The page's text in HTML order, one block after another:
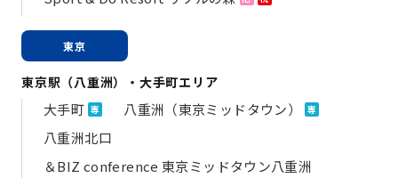
東京
東京駅（八重洲）・大手町エリア
大手町 専 八重洲（東京ミッドタウン） 専
八重洲北口
＆BIZ conference 東京ミッドタウン八重洲